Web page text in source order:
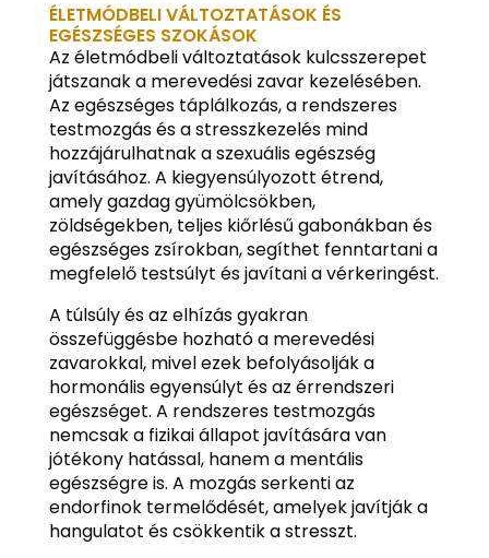
ÉLETMÓDBELI VÁLTOZTATÁSOK ÉS
EGÉSZSÉGES SZOKÁSOK
Az életmódbeli változtatások kulcsszerepet
játszanak a merevedési zavar kezelésében.
Az egészséges táplálkozás, a rendszeres
testmozgás és a stresszkezelés mind
hozzájárulhatnak a szexuális egészség
javításához. A kiegyensúlyozott étrend,
amely gazdag gyümölcsökben,
zöldségekben, teljes kiőrlésű gabonákban és
egészséges zsírokban, segíthet fenntartani a
megfelelő testsúlyt és javítani a vérkeringést.
A túlsúly és az elhízás gyakran
összefüggésbe hozható a merevedési
zavarokkal, mivel ezek befolyásolják a
hormonális egyensúlyt és az érrendszeri
egészséget. A rendszeres testmozgás
nemcsak a fizikai állapot javítására van
jótékony hatással, hanem a mentális
egészségre is. A mozgás serkenti az
endorfinok termelődését, amelyek javítják a
hangulatot és csökkentik a stresszt.